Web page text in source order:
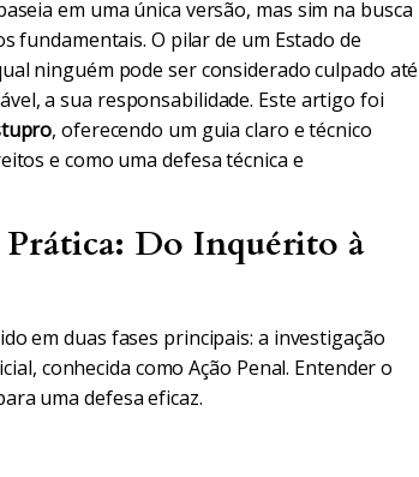
em uma única versão, mas sim na busca
fundamentais. O pilar de um Estado de
ninguém pode ser considerado culpado até
a sua responsabilidade. Este artigo foi
, oferecendo um guia claro e técnico
e como uma defesa técnica e
Prática: Do Inquérito à
em duas fases principais: a investigação
conhecida como Ação Penal. Entender o
uma defesa eficaz.